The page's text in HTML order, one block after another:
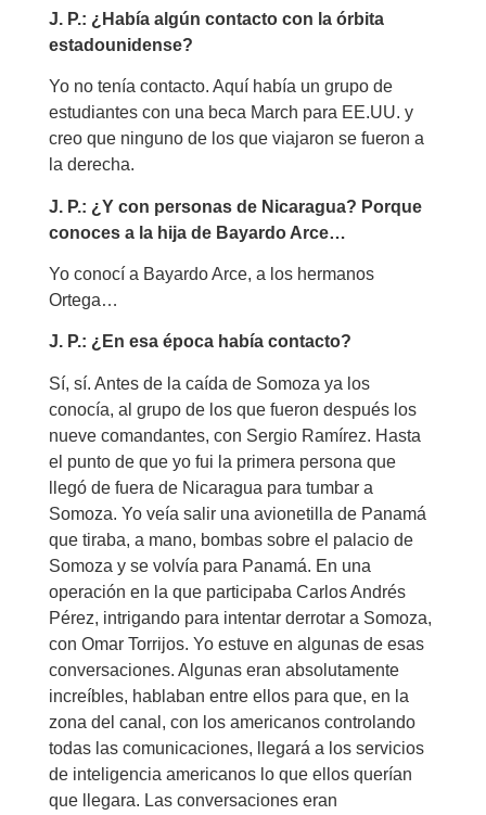
J. P.: ¿Había algún contacto con la órbita
estadounidense?
Yo no tenía contacto. Aquí había un grupo de
estudiantes con una beca March para EE.UU. y
creo que ninguno de los que viajaron se fueron a
la derecha.
J. P.: ¿Y con personas de Nicaragua? Porque
conoces a la hija de Bayardo Arce…
Yo conocí a Bayardo Arce, a los hermanos
Ortega…
J. P.: ¿En esa época había contacto?
Sí, sí. Antes de la caída de Somoza ya los
conocía, al grupo de los que fueron después los
nueve comandantes, con Sergio Ramírez. Hasta
el punto de que yo fui la primera persona que
llegó de fuera de Nicaragua para tumbar a
Somoza. Yo veía salir una avionetilla de Panamá
que tiraba, a mano, bombas sobre el palacio de
Somoza y se volvía para Panamá. En una
operación en la que participaba Carlos Andrés
Pérez, intrigando para intentar derrotar a Somoza,
con Omar Torrijos. Yo estuve en algunas de esas
conversaciones. Algunas eran absolutamente
increíbles, hablaban entre ellos para que, en la
zona del canal, con los americanos controlando
todas las comunicaciones, llegará a los servicios
de inteligencia americanos lo que ellos querían
que llegara. Las conversaciones eran